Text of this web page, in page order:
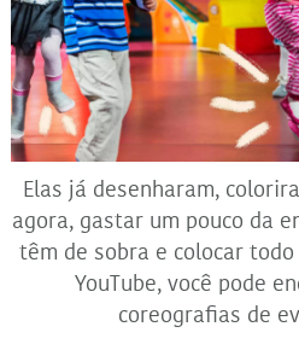
Elas já desenharam,
agora, gastar um pouco da
têm de sobra e colocar
YouTube, você pode
coreografias de